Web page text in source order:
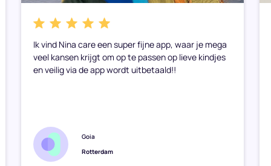
Ik vind Nina care een super fijne app, waar je mega
veel kansen krijgt om op te passen op lieve kindjes
en veilig via de app wordt uitbetaald!!
Goia
Rotterdam